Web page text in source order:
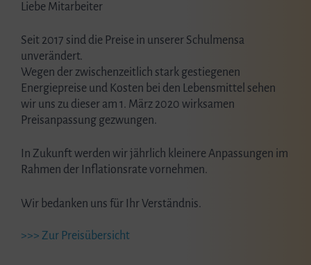
Liebe Mitarbeiter
Seit 2017 sind die Preise in unserer Schulmensa
unverändert.
Wegen der zwischenzeitlich stark gestiegenen
Energiepreise und Kosten bei den Lebensmittel sehen
wir uns zu dieser am 1. März 2020 wirksamen
Preisanpassung gezwungen.
In Zukunft werden wir jährlich kleinere Anpassungen im
Rahmen der Inflationsrate vornehmen.
Wir bedanken uns für Ihr Verständnis.
>>> Zur Preisübersicht